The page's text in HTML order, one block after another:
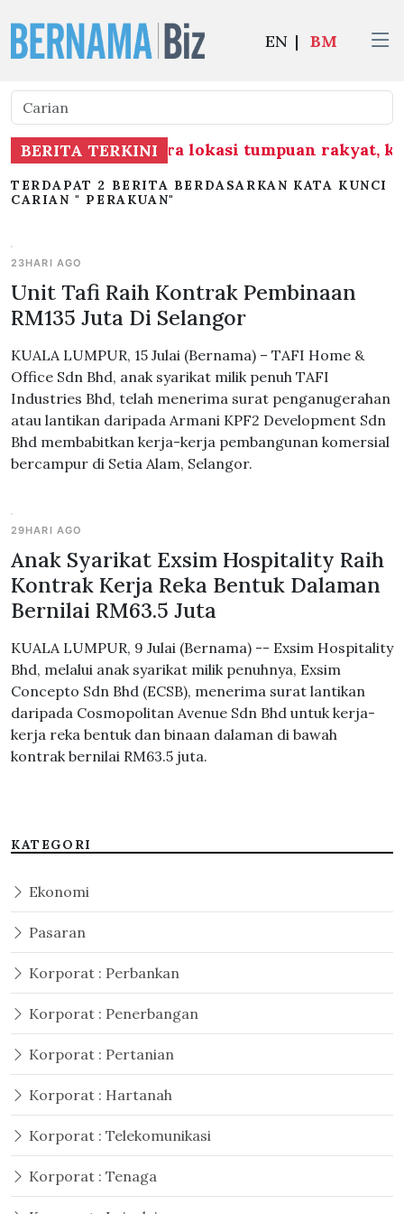
EN | BM
BERITA TERKINI
perlu ambil kira lokasi tumpuan rakyat,
TERDAPAT 2 BERITA BERDASARKAN KATA KUNCI
CARIAN " PERAKUAN"
23HARI AGO
Unit Tafi Raih Kontrak Pembinaan
RM135 Juta Di Selangor
KUALA LUMPUR, 15 Julai (Bernama) – TAFI Home &
Office Sdn Bhd, anak syarikat milik penuh TAFI
Industries Bhd, telah menerima surat penganugerahan
atau lantikan daripada Armani KPF2 Development Sdn
Bhd membabitkan kerja-kerja pembangunan komersial
bercampur di Setia Alam, Selangor.
29HARI AGO
Anak Syarikat Exsim Hospitality Raih
Kontrak Kerja Reka Bentuk Dalaman
Bernilai RM63.5 Juta
KUALA LUMPUR, 9 Julai (Bernama) -- Exsim Hospitality
Bhd, melalui anak syarikat milik penuhnya, Exsim
Concepto Sdn Bhd (ECSB), menerima surat lantikan
daripada Cosmopolitan Avenue Sdn Bhd untuk kerja-
kerja reka bentuk dan binaan dalaman di bawah
kontrak bernilai RM63.5 juta.
KATEGORI
Ekonomi
Pasaran
Korporat : Perbankan
Korporat : Penerbangan
Korporat : Pertanian
Korporat : Hartanah
Korporat : Telekomunikasi
Korporat : Tenaga